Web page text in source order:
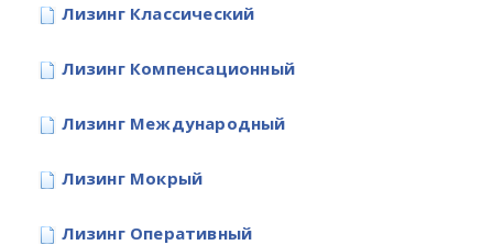
Лизинг Классический
Лизинг Компенсационный
Лизинг Международный
Лизинг Мокрый
Лизинг Оперативный